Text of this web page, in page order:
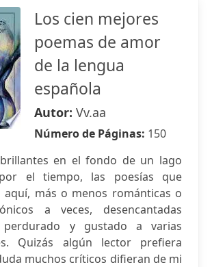
Los cien mejores
poemas de amor
de la lengua
española
Autor: Vv.aa
Número de Páginas: 150
en el fondo de un lago
el tiempo, las poesías que
aquí, más o menos románticas o
a veces, desencantadas
y gustado a varias
Quizás algún lector prefiera
muchos críticos difieran de mi